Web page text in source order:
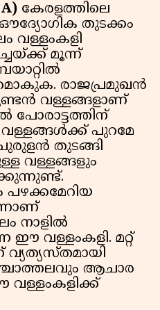
കേരളത്തിലെ
തുടക്കം
വള്ളംകളി
മൂന്ന്
രാജപ്രമുഖൻ
വള്ളങ്ങളാണ്
പോരാട്ടത്തിന്
പുറമേ
തുടങ്ങി
വള്ളങ്ങളും
പഴക്കമേറിയ
നാളിൽ
ഈ വള്ളംകളി. മറ്റ്
വ്യത്യസ്തമായി
ആചാര